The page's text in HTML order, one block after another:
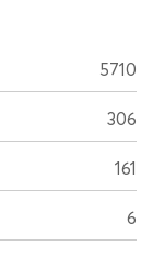
5710
306
161
6